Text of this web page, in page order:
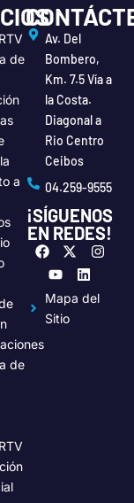
de
a
de
Av. Del
Bombero,
Km. 7.5 Vía a
la Costa.
Diagonal a
Rio Centro
Ceibos
04.259-9555
¡SÍGUENOS
EN REDES!
F
a
c
e
b
o
k
X
-
i
t
I
n
t
a
Y
u
t
u
b
n
k
e
Mapa del
Sitio